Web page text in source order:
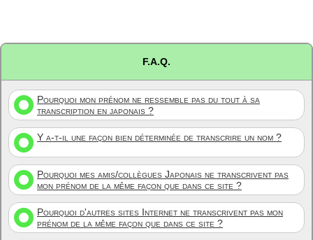
F.A.Q.
Pourquoi mon prénom ne ressemble pas du tout à sa
transcription en japonais ?
Y a-t-il une façon bien déterminée de transcrire un nom ?
Pourquoi mes amis/collègues Japonais ne transcrivent pas
mon prénom de la même façon que dans ce site ?
Pourquoi d'autres sites Internet ne transcrivent pas mon
prénom de la même façon que dans ce site ?